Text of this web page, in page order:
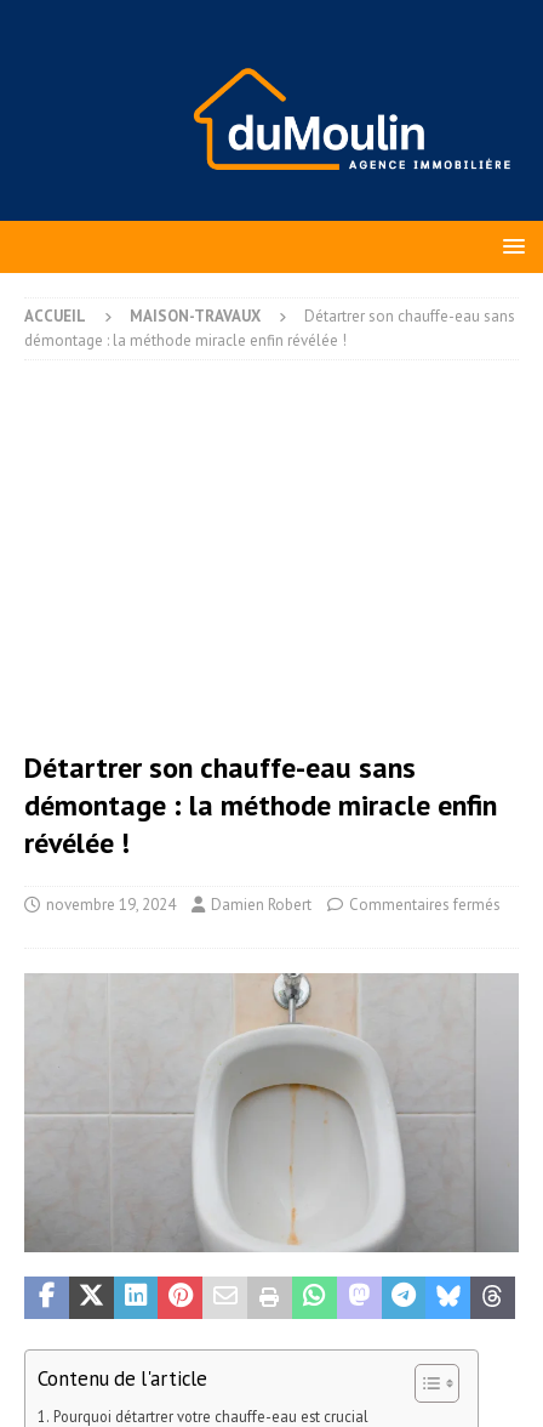
ACCUEIL MAISON-TRAVAUX
Détartrer son chauffe-eau sans
démontage : la méthode miracle enfin révélée !
Détartrer son chauffe-eau sans
démontage : la méthode miracle enfin
révélée !
novembre 19, 2024 Damien Robert Commentaires fermés
Contenu de l'article
Pourquoi détartrer votre chauffe-eau est crucial